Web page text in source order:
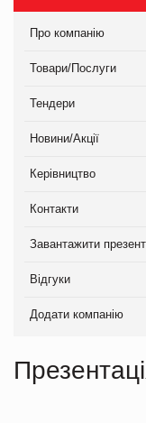
Про компанію
Товари/Послуги
Тендери
Новини/Акції
Керівництво
Контакти
Завантажити
Відгуки
Додати компанію